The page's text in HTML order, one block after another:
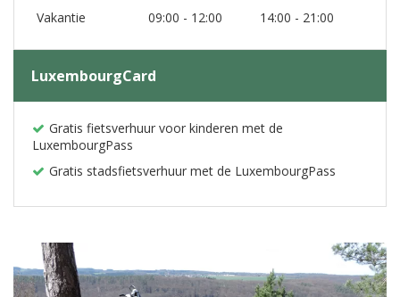
Vakantie
09:00 - 12:00 14:00 - 21:00
LuxembourgCard
Gratis fietsverhuur voor kinderen met de
LuxembourgPass
Gratis stadsfietsverhuur met de LuxembourgPass